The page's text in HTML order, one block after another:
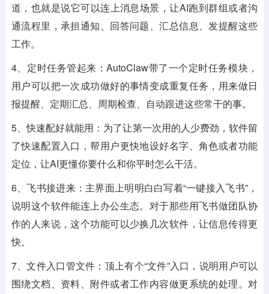
道，也就是说它可以连上消息场景，让AI跑到群组或者沟
通流程里，承担通知、回答问题、汇总信息、发提醒这些
工作。
4、定时任务管起来：AutoClaw带了一个定时任务模块，
用户可以把一次成功做好的事情变成重复任务，用来做日
报提醒、定期汇总、周期检查、自动跟进这些常干的事。
5、快速配好就能用：为了让第一次用的人少费劲，软件留
了快速配置入口，帮用户更快地设好名字、角色或者功能
定位，让AI更懂你要什么和你平时怎么干活。
6、飞书接进来：主界面上明明白白写着“一键接入飞书”，
说明这个软件能连上办公生态。对于那些用飞书做团队协
作的人来说，这个功能可以少换几次软件，让信息传得更
快。
7、文件入口管文件：顶上有个“文件”入口，说明用户可以
围绕文档、资料、附件或者工作内容做更系统的处理。对